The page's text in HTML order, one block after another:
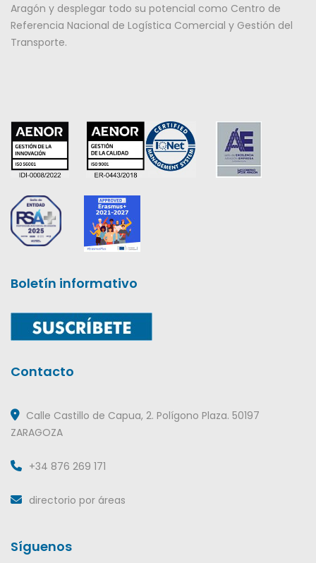
Aragón y desplegar todo su potencial como Centro de
Referencia Nacional de Logística Comercial y Gestión del
Transporte.
Boletín informativo
Contacto
Calle Castillo de Capua, 2. Polígono Plaza. 50197
ZARAGOZA
+34 876 269 171
directorio por áreas
Síguenos